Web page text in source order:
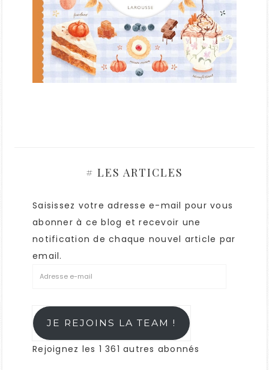
# LES ARTICLES
Saisissez votre adresse e-mail pour vous
abonner à ce blog et recevoir une
notification de chaque nouvel article par
email.
JE REJOINS LA TEAM !
Rejoignez les 1 361 autres abonnés